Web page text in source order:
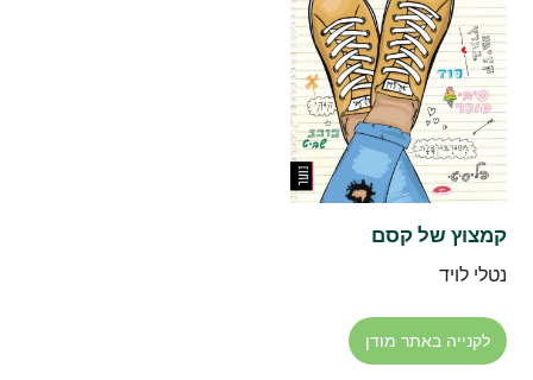
קמצוץ של קסם
נטלי לויד
לקנייה באתר מודן